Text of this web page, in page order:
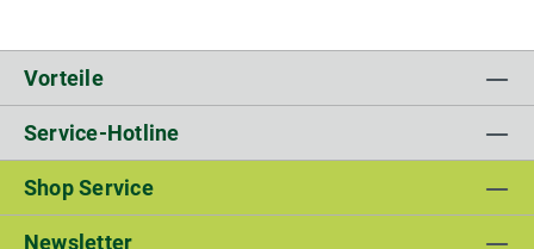
Vorteile
Service-Hotline
Shop Service
Newsletter